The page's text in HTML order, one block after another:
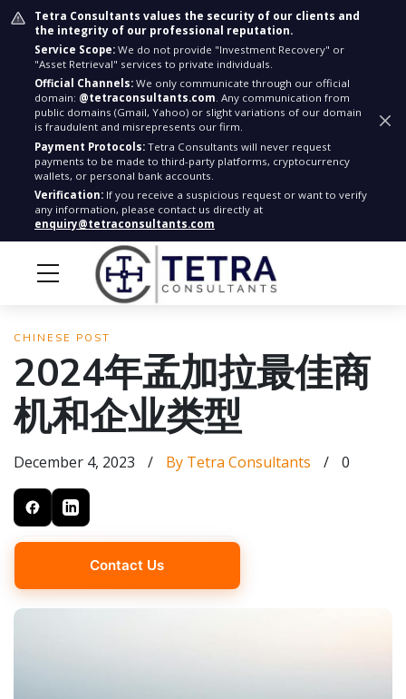
Tetra Consultants values the security of our clients and
the integrity of our professional reputation.
Service Scope: We do not provide "Investment Recovery" or
"Asset Retrieval" services to private individuals.
Official Channels: We only communicate through our official
domain: @tetraconsultants.com. Any communication from
public domains (Gmail, Yahoo) or slight variations of our domain
is fraudulent and misrepresents our firm.
Payment Protocols: Tetra Consultants will never request
payments to be made to third-party platforms, cryptocurrency
wallets, or personal bank accounts.
Verification: If you receive a suspicious request or want to verify
any information, please contact us directly at
enquiry@tetraconsultants.com
CHINESE POST
2024年孟加拉最佳商
机和企业类型
December 4, 2023 / By Tetra Consultants / 0
Contact Us